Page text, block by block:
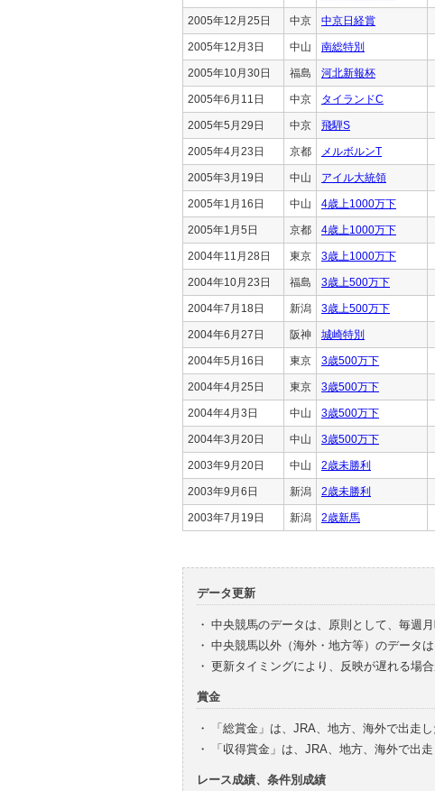
2005年12月25日 中京 中京日経賞
2005年12月3日 中山 南総特別
2005年10月30日 福島 河北新報杯
2005年6月11日 中京 タイランドC
2005年5月29日 中京 飛騨S
2005年4月23日 京都 メルボルンT
2005年3月19日 中山 アイル大統領
2005年1月16日 中山 4歳上1000万下
2005年1月5日 京都 4歳上1000万下
2004年11月28日 東京 3歳上1000万下
2004年10月23日 福島 3歳上500万下
2004年7月18日 新潟 3歳上500万下
2004年6月27日 阪神 城崎特別
2004年5月16日 東京 3歳500万下
2004年4月25日 東京 3歳500万下
2004年4月3日 中山 3歳500万下
2004年3月20日 中山 3歳500万下
2003年9月20日 中山 2歳未勝利
2003年9月6日 新潟 2歳未勝利
2003年7月19日 新潟 2歳新馬
データ更新
・ 中央競馬のデータは、原則として、毎週月
・ 中央競馬以外（海外・地方等）のデータ
・ 更新タイミングにより、反映が遅れる場合
賞金
・
「総賞金」は、JRA、地方、海外で出走
・
「収得賞金」は、JRA、地方、海外で出
レース成績、条件別成績